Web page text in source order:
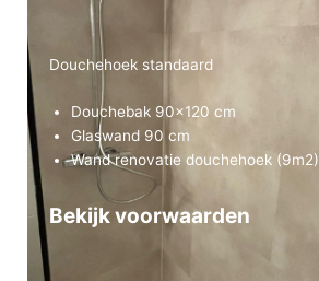
Douchehoek standaard
Douchebak 90×120 cm
Glaswand 90 cm
Wand renovatie douchehoek (9m2)
Bekijk voorwaarden